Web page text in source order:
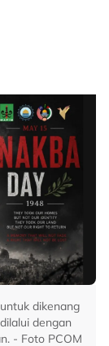
dikenang
dengan
- Foto PCOM